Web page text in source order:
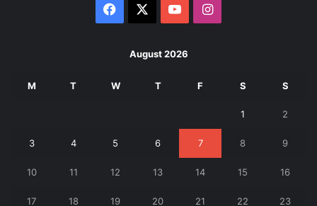
Facebook YouTubeInstagram
August 2026
M T W T F S S
1 2
3 4 5 6 7 8 9
10 11 12 13 14 15 16
17 18 19 20 21 22 23